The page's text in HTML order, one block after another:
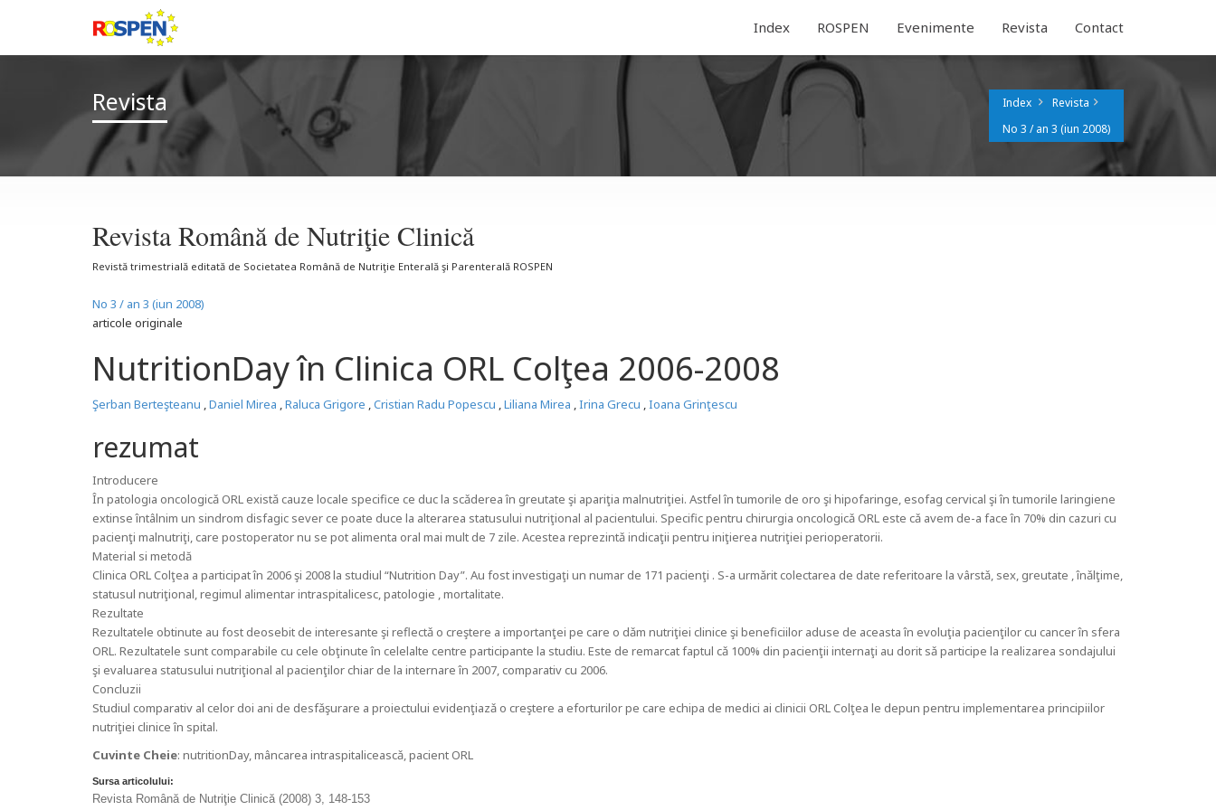
Index ROSPEN Evenimente Revista Contact
Revista Index
Revista
No 3 / an 3 (iun 2008)
Revista Română de Nutriţie Clinică
Revistă trimestrială editată de Societatea Română de Nutriţie Enterală şi Parenterală ROSPEN
No 3 / an 3 (iun 2008)
articole originale
NutritionDay în Clinica ORL Colţea 2006-2008
Şerban Berteşteanu ,Daniel Mirea ,Raluca Grigore ,Cristian Radu Popescu ,Liliana Mirea ,Irina Grecu ,Ioana Grinţescu
rezumat
Introducere
În patologia oncologicǎ ORL existǎ cauze locale specifice ce duc la scǎderea în greutate şi apariţia malnutriţiei. Astfel în tumorile de oro şi hipofaringe, esofag cervical şi în tumorile laringiene
extinse întâlnim un sindrom disfagic sever ce poate duce la alterarea statusului nutriţional al pacientului. Specific pentru chirurgia oncologicǎ ORL este cǎ avem de-a face în 70% din cazuri cu
pacienţi malnutriţi, care postoperator nu se pot alimenta oral mai mult de 7 zile. Acestea reprezintǎ indicaţii pentru iniţierea nutriţiei perioperatorii.
Material si metodă
Clinica ORL Colţea a participat în 2006 şi 2008 la studiul “Nutrition Day”. Au fost investigaţi un numar de 171 pacienţi . S-a urmǎrit colectarea de date referitoare la vârstǎ, sex, greutate , înǎlţime,
statusul nutriţional, regimul alimentar intraspitalicesc, patologie , mortalitate.
Rezultate
Rezultatele obtinute au fost deosebit de interesante şi reflectǎ o creştere a importanţei pe care o dǎm nutriţiei clinice şi beneficiilor aduse de aceasta în evoluţia pacienţilor cu cancer în sfera
ORL. Rezultatele sunt comparabile cu cele obţinute în celelalte centre participante la studiu. Este de remarcat faptul cǎ 100% din pacienţii internaţi au dorit sǎ participe la realizarea sondajului
şi evaluarea statusului nutriţional al pacienţilor chiar de la internare în 2007, comparativ cu 2006.
Concluzii
Studiul comparativ al celor doi ani de desfǎşurare a proiectului evidenţiazǎ o creştere a eforturilor pe care echipa de medici ai clinicii ORL Colţea le depun pentru implementarea principiilor
nutriţiei clinice în spital.
Cuvinte Cheie: nutritionDay, mâncarea intraspitaliceascǎ, pacient ORL
Sursa articolului:
Revista Română de Nutriţie Clinică (2008) 3, 148-153